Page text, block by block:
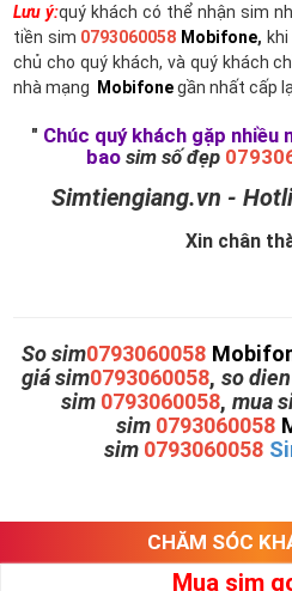
Lưu ý:quý khách có thể nhận sim
tiền sim 0793060058 Mobifone,
chủ cho quý khách, và quý khách
nhà mạng
Mobifonegần nhất cấp
" Chúc quý khách gặp nhiều
bao sim số đẹp
Simtiengiang.vn -
Xin chân
So sim0793060058
giá sim0793060058, so
sim 0793060058, mua
sim 0793060058
sim 0793060058
CHĂM SÓC
Mua sim